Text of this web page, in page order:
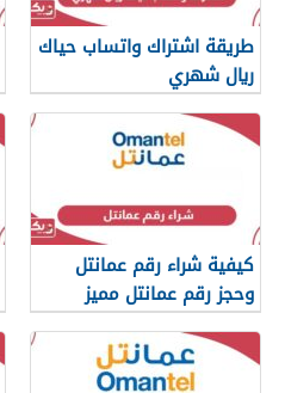
طريقة اشتراك واتساب حياك
ريال شهري
كيفية شراء رقم عمانتل
وحجز رقم عمانتل مميز